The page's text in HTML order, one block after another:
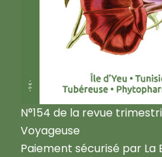
N°154 de la revue
Voyageuse
Paiement sécurisé par La